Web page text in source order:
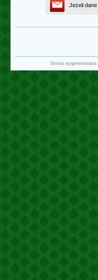
Jeżeli dane
Strona